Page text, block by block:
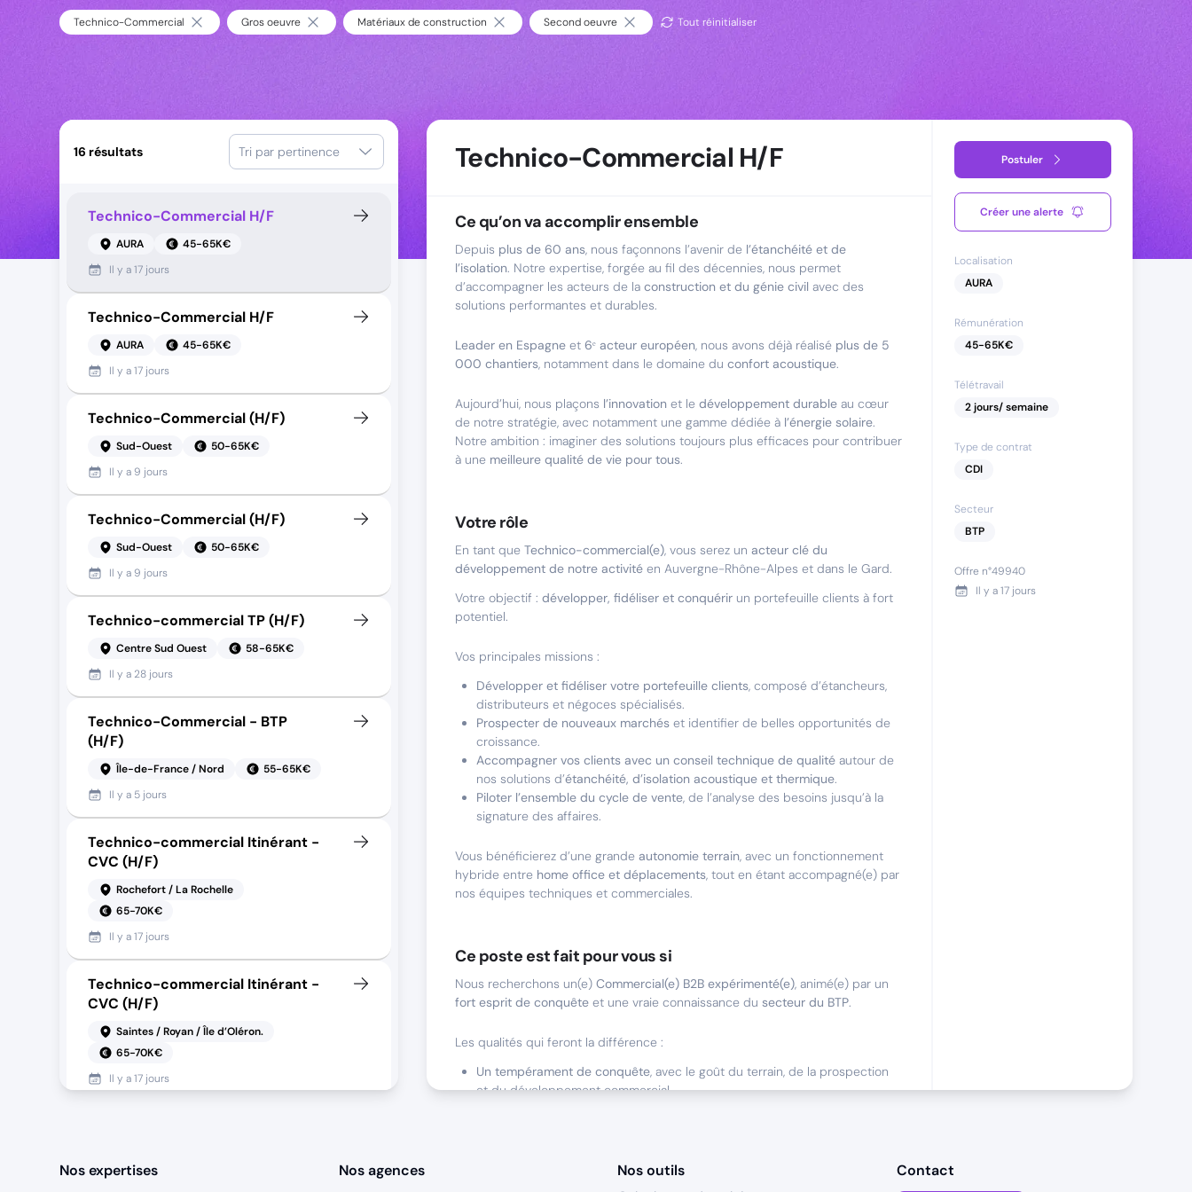
Technico-Commercial Gros oeuvre Matériaux de construction Second oeuvre Tout réinitialiser
16 résultats Tri par pertinence
Technico-Commercial H/F
AURA
45-65K€
Il y a17 jours
Technico-Commercial H/F
AURA
45-65K€
Il y a17 jours
Technico-Commercial (H/F)
Sud-Ouest
50-65K€
Il y a 9 jours
Technico-Commercial (H/F)
Sud-Ouest
50-65K€
Il y a 9 jours
Technico-commercial TP (H/F)
Centre Sud Ouest
58-65K€
Il y a 28 jours
Technico-Commercial - BTP
(H/F)
Île-de-France / Nord
55-65K€
Il y a 5 jours
Technico-commercial Itinérant -
CVC (H/F)
Rochefort / La Rochelle
65-70K€
Il y a17 jours
Technico-commercial Itinérant -
CVC (H/F)
Saintes / Royan / Île d’Oléron.
65-70K€
Il y a17 jours
Île-de-France / Nord
Technico-Commercial H/F
Ce qu’on va accomplir ensemble
Depuis plus de 60 ans, nous façonnons l’avenir de l’étanchéité et de
l’isolation. Notre expertise, forgée au fil des décennies, nous permet
d’accompagner les acteurs de la construction et du génie civil avec des
solutions performantes et durables.
Leader en Espagne et 6ᵉ acteur européen, nous avons déjà réalisé plus de 5
000 chantiers, notamment dans le domaine du confort acoustique.
Aujourd’hui, nous plaçons l’innovation et le développement durable au cœur
de notre stratégie, avec notamment une gamme dédiée à l’énergie solaire.
Notre ambition : imaginer des solutions toujours plus efficaces pour contribuer
à une meilleure qualité de vie pour tous.
Votre rôle
En tant que Technico-commercial(e), vous serez un acteur clé du
développement de notre activité en Auvergne-Rhône-Alpes et dans le Gard.
Votre objectif : développer, fidéliser et conquérir un portefeuille clients à fort
potentiel.
Vos principales missions :
Développer et fidéliser votre portefeuille clients, composé d’étancheurs,
distributeurs et négoces spécialisés.
Prospecter de nouveaux marchés et identifier de belles opportunités de
croissance.
Accompagner vos clients avec un conseil technique de qualité autour de
nos solutions d’étanchéité, d’isolation acoustique et thermique.
Piloter l’ensemble du cycle de vente, de l’analyse des besoins jusqu’à la
signature des affaires.
Vous bénéficierez d’une grande autonomie terrain, avec un fonctionnement
hybride entre home office et déplacements, tout en étant accompagné(e) par
nos équipes techniques et commerciales.
Ce poste est fait pour vous si
Nous recherchons un(e) Commercial(e) B2B expérimenté(e), animé(e) par un
fort esprit de conquête et une vraie connaissance du secteur du BTP.
Les qualités qui feront la différence :
Un tempérament de conquête, avec le goût du terrain, de la prospection
et du développement commercial.
Postuler
Créer une alerte
Localisation
AURA
Rémunération
45-65K€
Télétravail
2 jours/ semaine
Type de contrat
CDI
Secteur
BTP
Offre n°49940
Il y a17 jours
Nos expertises
Nos agences
Nos outils
Contact